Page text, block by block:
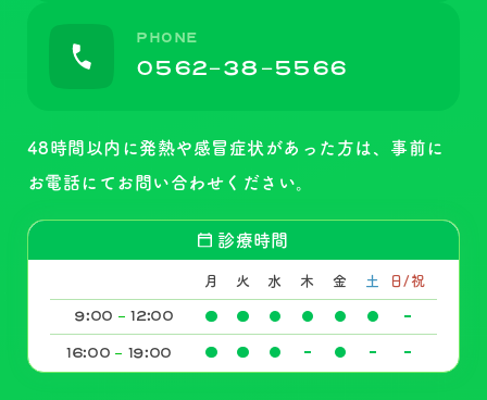
PHONE
0562-38-5566
48時間以内に発熱や感冒症状があった方は、事前に
お電話にて お問い合わせください。
診療時間
月 火 水 木 金 土 日/祝
9:00 12:00
16:00 19:00